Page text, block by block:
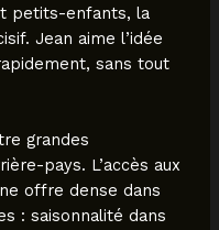
petits-enfants, la
Jean aime l’idée
sans tout
grandes
pays. L’accès aux
offre dense dans
: saisonnalité dans